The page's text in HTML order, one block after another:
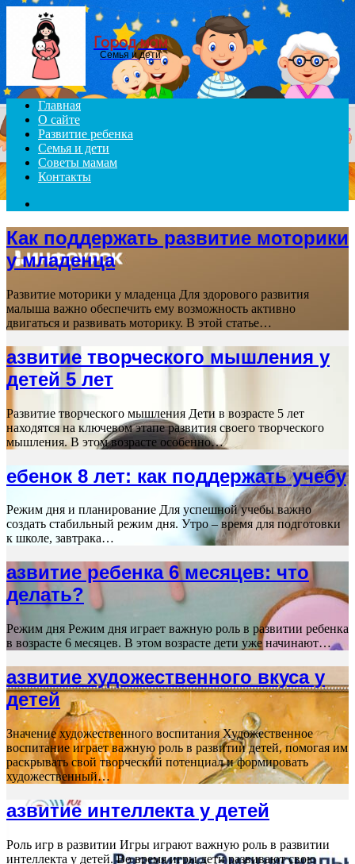
Menu
Город мам
Семья и дети
Главная
О сайте
Развитие ребенка
Семья и дети
Советы мамам
Контакты
Как поддержать развитие моторики
у младенца
Развитие моторики у младенца Для здорового развития
малыша важно обеспечить ему возможность активно
двигаться и развивать моторику. В этой статье…
азвитие творческого мышления у
детей 5 лет
Развитие творческого мышления Дети в возрасте 5 лет
находятся на ключевом этапе развития своего творческого
мышления. В этом возрасте особенно…
ебенок 8 лет: как поддержать учебу
Режим дня и планирование Для успешной учебы важно
создать стабильный режим дня. Утро – время для подготовки
к школе, завтрака…
азвитие ребенка 6 месяцев: что
делать?
Режим дня Режим дня играет важную роль в развитии ребенка
в возрасте 6 месяцев. В этом возрасте дети уже начинают…
азвитие художественного вкуса у
детей
Значение художественного воспитания Художественное
воспитание играет важную роль в развитии детей, помогая им
раскрывать свой творческий потенциал и формировать
художественный…
азвитие интеллекта у детей
Роль игр в развитии Игры играют важную роль в развитии
интеллекта у детей. Во время игры дети развивают свою